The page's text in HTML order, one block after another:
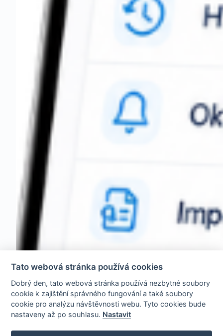
Tato webová stránka používá cookies
Dobrý den, tato webová stránka používá nezbytné soubory
cookie k zajištění správného fungování a také soubory
cookie pro analýzu návštěvnosti webu. Tyto cookies bude
nastaveny až po souhlasu. Nastavit